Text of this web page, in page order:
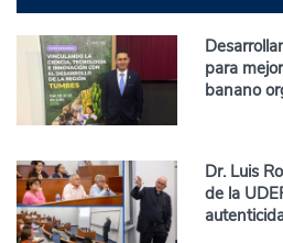
para
banano
Dr. Luis
de la